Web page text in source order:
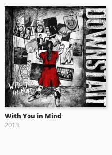
With You in Mind
2013